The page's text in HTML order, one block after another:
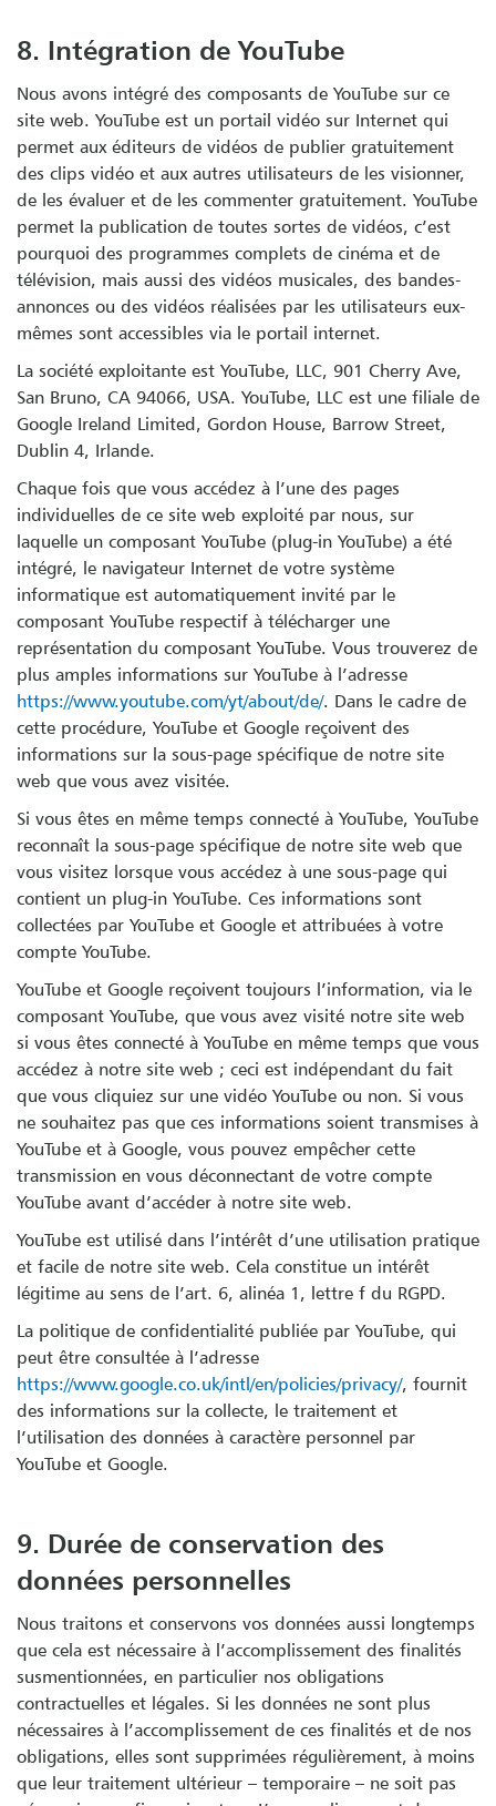
8. Intégration de YouTube
Nous avons intégré des composants de YouTube sur ce
site web. YouTube est un portail vidéo sur Internet qui
permet aux éditeurs de vidéos de publier gratuitement
des clips vidéo et aux autres utilisateurs de les visionner,
de les évaluer et de les commenter gratuitement. YouTube
permet la publication de toutes sortes de vidéos, c’est
pourquoi des programmes complets de cinéma et de
télévision, mais aussi des vidéos musicales, des bandes-
annonces ou des vidéos réalisées par les utilisateurs eux-
mêmes sont accessibles via le portail internet.
La société exploitante est YouTube, LLC, 901 Cherry Ave,
San Bruno, CA 94066, USA. YouTube, LLC est une filiale de
Google Ireland Limited, Gordon House, Barrow Street,
Dublin 4, Irlande.
Chaque fois que vous accédez à l’une des pages
individuelles de ce site web exploité par nous, sur
laquelle un composant YouTube (plug-in YouTube) a été
intégré, le navigateur Internet de votre système
informatique est automatiquement invité par le
composant YouTube respectif à télécharger une
représentation du composant YouTube. Vous trouverez de
plus amples informations sur YouTube à l’adresse
https://www.youtube.com/yt/about/de/. Dans le cadre de
cette procédure, YouTube et Google reçoivent des
informations sur la sous-page spécifique de notre site
web que vous avez visitée.
Si vous êtes en même temps connecté à YouTube, YouTube
reconnaît la sous-page spécifique de notre site web que
vous visitez lorsque vous accédez à une sous-page qui
contient un plug-in YouTube. Ces informations sont
collectées par YouTube et Google et attribuées à votre
compte YouTube.
YouTube et Google reçoivent toujours l’information, via le
composant YouTube, que vous avez visité notre site web
si vous êtes connecté à YouTube en même temps que vous
accédez à notre site web ; ceci est indépendant du fait
que vous cliquiez sur une vidéo YouTube ou non. Si vous
ne souhaitez pas que ces informations soient transmises à
YouTube et à Google, vous pouvez empêcher cette
transmission en vous déconnectant de votre compte
YouTube avant d’accéder à notre site web.
YouTube est utilisé dans l’intérêt d’une utilisation pratique
et facile de notre site web. Cela constitue un intérêt
légitime au sens de l’art. 6, alinéa 1, lettre f du RGPD.
La politique de confidentialité publiée par YouTube, qui
peut être consultée à l’adresse
https://www.google.co.uk/intl/en/policies/privacy/, fournit
des informations sur la collecte, le traitement et
l’utilisation des données à caractère personnel par
YouTube et Google.
9. Durée de conservation des
données personnelles
Nous traitons et conservons vos données aussi longtemps
que cela est nécessaire à l’accomplissement des finalités
susmentionnées, en particulier nos obligations
contractuelles et légales. Si les données ne sont plus
nécessaires à l’accomplissement de ces finalités et de nos
obligations, elles sont supprimées régulièrement, à moins
que leur traitement ultérieur – temporaire – ne soit pas